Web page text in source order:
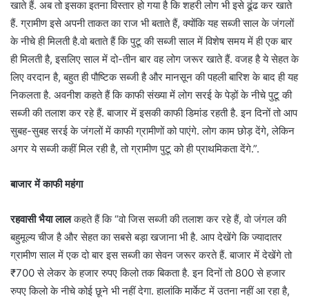
खाते हैं. अब तो इसका इतना विस्तार हो गया है कि शहरी लोग भी इसे ढूंढ कर खाते
हैं. ग्रामीण इसे अपनी ताकत का राज भी बताते हैं, क्योंकि यह सब्जी साल के जंगलों
के नीचे ही मिलती है.वो बताते हैं कि पुटू की सब्जी साल में विशेष समय में ही एक बार
ही मिलती है, इसलिए साल में दो-तीन बार वह लोग जरूर खाते हैं. वजह है ये सेहत के
लिए वरदान है, बहुत ही पौष्टिक सब्जी है और मानसून की पहली बारिश के बाद ही यह
निकलता है. अवनीश कहते हैं कि काफी संख्या में लोग सरई के पेड़ों के नीचे पुटू की
सब्जी की तलाश कर रहे हैं. बाजार में इसकी काफी डिमांड रहती है. इन दिनों तो आप
सुबह-सुबह सरई के जंगलों में काफी ग्रामीणों को पाएंगे. लोग काम छोड़ देंगे, लेकिन
अगर ये सब्जी कहीं मिल रही है, तो ग्रामीण पुटू को ही प्राथमिकता देंगे.”.
बाजार में काफी महंगा
रहवासी भैया लालकहते हैं कि “वो जिस सब्जी की तलाश कर रहे हैं, वो जंगल की
बहुमूल्य चीज है और सेहत का सबसे बड़ा खजाना भी है. आप देखेंगे कि ज्यादातर
ग्रामीण साल में एक दो बार इस सब्जी का सेवन जरूर करते हैं. बाजार में देखेंगे तो
₹700 से लेकर के हजार रुपए किलो तक बिकता है. इन दिनों तो 800 से हजार
रुपए किलो के नीचे कोई छूने भी नहीं देगा. हालांकि मार्केट में उतना नहीं आ रहा है,